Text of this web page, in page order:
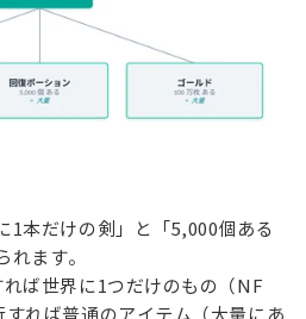
1本だけの剣」と「5,000個ある
れます。
ば世界に1つだけのもの（NF